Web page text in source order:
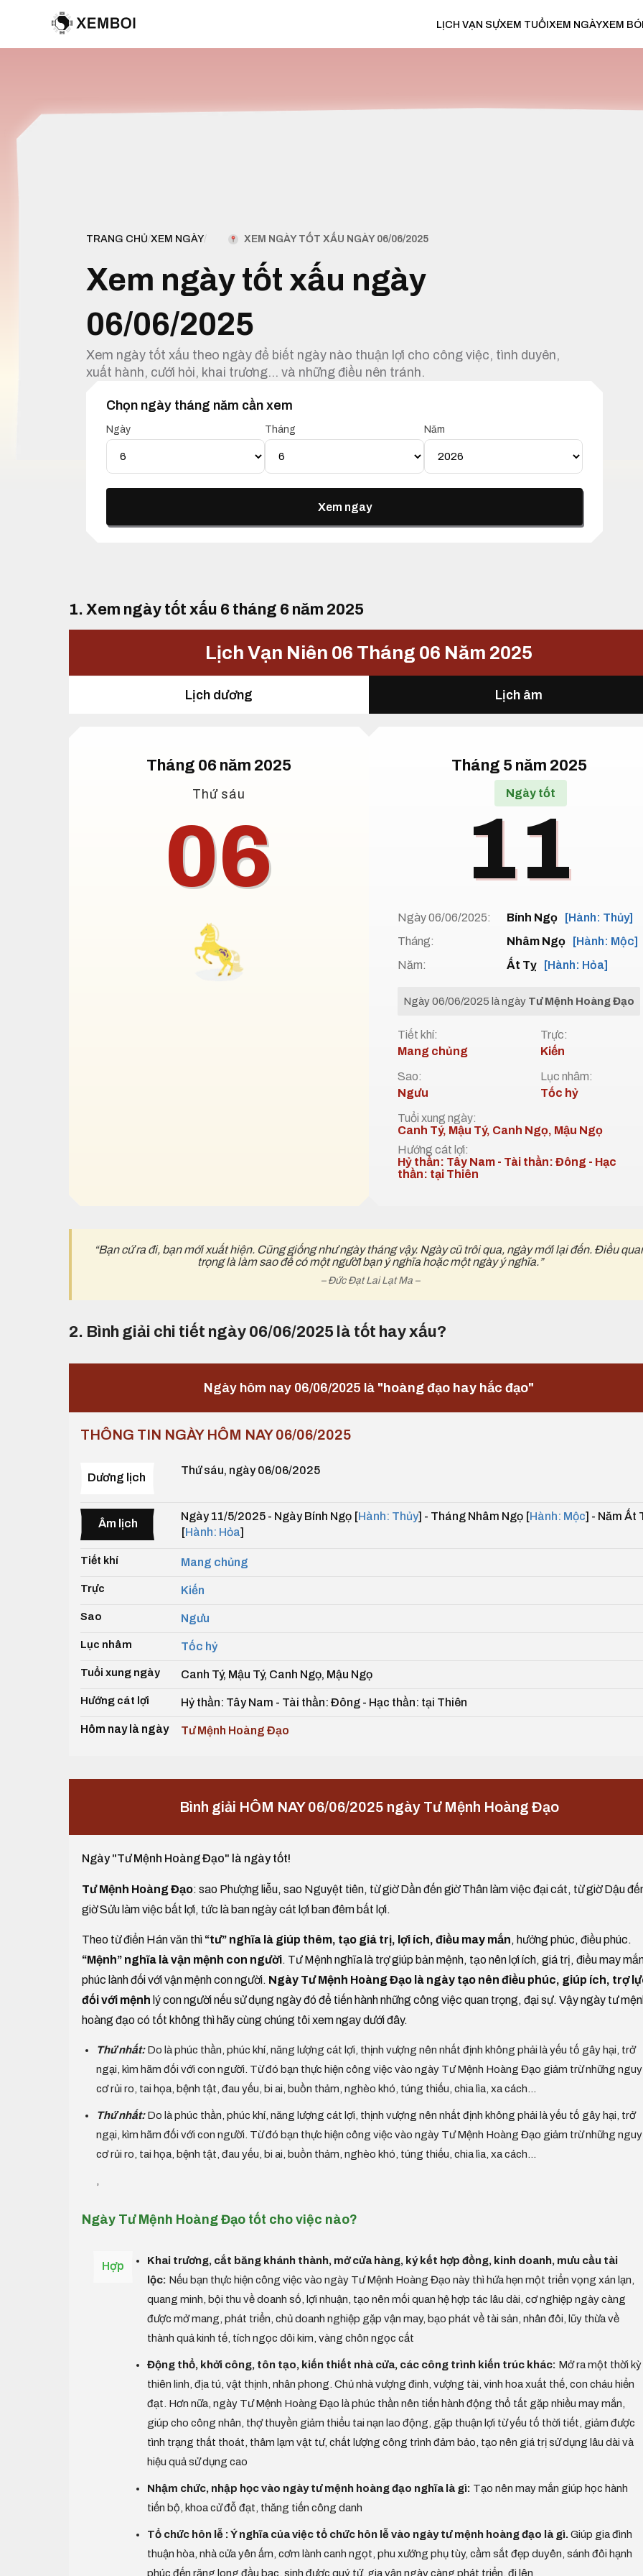
LỊCH VẠN SỰXEM TUỔI XEM NGÀYXEM
TRANG CHỦ/XEM NGÀY/ XEM NGÀY TỐT XẤU NGÀY 06/06/2025
Xem ngày tốt xấu ngày
06/06/2025
Xem ngày tốt xấu theo ngày để biết ngày nào thuận lợi cho công việc, tình duyên,
xuất hành, cưới hỏi, khai trương… và những điều nên tránh.
Chọn ngày tháng năm cần xem
Ngày Tháng Năm
Xem ngay
1. Xem ngày tốt xấu 6 tháng 6 năm 2025
Lịch Vạn Niên 06 Tháng 06 Năm 2025
Lịch dương Lịch âm
Tháng 06 năm 2025
Thứ sáu
06
Tháng 5 năm 2025
Ngày tốt
11
Ngày 06/06/2025: Bính Ngọ
[Hành: Thủy]
Tháng:
Nhâm Ngọ
[Hành: Mộc]
Năm:
Ất Tỵ [Hành: Hỏa]
Ngày 06/06/2025 là ngày Tư Mệnh Hoàng Đạo
Tiết khí:
Mang chủng
Trực:
Kiến
Sao:
Ngưu
Lục nhâm:
Tốc hỷ
Tuổi xung ngày:
Canh Tý, Mậu Tý, Canh Ngọ, Mậu Ngọ
Hướng cát lợi:
Hỷ thần: Tây Nam - Tài thần: Đông - Hạc
thần: tại Thiên
“Bạn cứ ra đi, bạn mới xuất hiện. Cũng giống như ngày tháng vậy. Ngày cũ trôi qua, ngày mới lại đến. Điều
trọng là làm sao để có một ngườI bạn ý nghĩa hoặc một ngày ý nghĩa.”
– Đức Đạt Lai Lạt Ma –
2. Bình giải chi tiết ngày 06/06/2025 là tốt hay xấu?
Ngày hôm nay 06/06/2025 là "hoàng đạo hay hắc đạo"
THÔNG TIN NGÀY HÔM NAY 06/06/2025
Dương lịch
Thứ sáu, ngày 06/06/2025
Âm lịch
Ngày 11/5/2025 - Ngày Bính Ngọ [Hành: Thủy] - Tháng Nhâm Ngọ [Hành: Mộc] - Năm Ất
[Hành: Hỏa]
Tiết khí Mang chủng
Trực Kiến
Sao Ngưu
Lục nhâm Tốc hỷ
Tuổi xung ngày Canh Tý, Mậu Tý, Canh Ngọ, Mậu Ngọ
Hướng cát lợi Hỷ thần: Tây Nam - Tài thần: Đông - Hạc thần: tại Thiên
Hôm nay là ngày Tư Mệnh Hoàng Đạo
Bình giải HÔM NAY 06/06/2025 ngày Tư Mệnh Hoàng Đạo
Ngày "Tư Mệnh Hoàng Đạo" là ngày tốt!
Tư Mệnh Hoàng Đạo: sao Phượng liễu, sao Nguyệt tiên, từ giờ Dần đến giờ Thân làm việc đại cát, từ giờ Dậu
giờ Sửu làm việc bất lợi, tức là ban ngày cát lợi ban đêm bất lợi.
Theo từ điển Hán văn thì “tư” nghĩa là giúp thêm, tạo giá trị, lợi ích, điều may mắn, hưởng phúc, điều phúc.
“Mệnh” nghĩa là vận mệnh con người. Tư Mệnh nghĩa là trợ giúp bản mệnh, tạo nên lợi ích, giá trị, điều may
phúc lành đối với vận mệnh con người. Ngày Tư Mệnh Hoàng Đạo là ngày tạo nên điều phúc, giúp ích, trợ
đối với mệnh lý con người nếu sử dụng ngày đó để tiến hành những công việc quan trọng, đại sự. Vậy ngày tư
hoàng đạo có tốt không thì hãy cùng chúng tôi xem ngay dưới đây.
Thứ nhất:Do là phúc thần, phúc khí, năng lượng cát lợi, thịnh vượng nên nhất định không phải là yếu tố gây hại, trở
ngại, kìm hãm đối với con người. Từ đó bạn thực hiện công việc vào ngày Tư Mệnh Hoàng Đạo giảm trừ những nguy
cơ rủi ro, tai họa, bệnh tật, đau yếu, bi ai, buồn thảm, nghèo khó, túng thiếu, chia lìa, xa cách...
Thứ nhất:Do là phúc thần, phúc khí, năng lượng cát lợi, thịnh vượng nên nhất định không phải là yếu tố gây hại, trở
ngại, kìm hãm đối với con người. Từ đó bạn thực hiện công việc vào ngày Tư Mệnh Hoàng Đạo giảm trừ những nguy
cơ rủi ro, tai họa, bệnh tật, đau yếu, bi ai, buồn thảm, nghèo khó, túng thiếu, chia lìa, xa cách...
Ngày Tư Mệnh Hoàng Đạo tốt cho việc nào?
Hợp
Khai trương, cắt băng khánh thành, mở cửa hàng, ký kết hợp đồng, kinh doanh, mưu cầu tài
lộc: Nếu bạn thực hiện công việc vào ngày Tư Mệnh Hoàng Đạo này thì hứa hẹn một triển vọng xán lạn,
quang minh, bội thu về doanh số, lợi nhuận, tạo nên mối quan hệ hợp tác lâu dài, cơ nghiệp ngày càng
được mở mang, phát triển, chủ doanh nghiệp gặp vận may, bạo phát về tài sản, nhân đôi, lũy thừa về
thành quả kinh tế, tích ngọc dôi kim, vàng chôn ngọc cất
Động thổ, khởi công, tôn tạo, kiến thiết nhà cửa, các công trình kiến trúc khác: Mở ra một thời kỳ
thiên linh, địa tú, vật thịnh, nhân phong. Chủ nhà vượng đinh, vượng tài, vinh hoa xuất thế, con cháu hiển
đạt. Hơn nữa, ngày Tư Mệnh Hoàng Đạo là phúc thần nên tiến hành động thổ tất gặp nhiều may mắn,
giúp cho công nhân, thợ thuyền giảm thiểu tai nạn lao động, gặp thuận lợi từ yếu tố thời tiết, giảm được
tình trạng thất thoát, thâm lạm vật tư, chất lượng công trình đảm bảo, tạo nên giá trị sử dụng lâu dài và
hiệu quả sử dụng cao
Nhậm chức, nhập học vào ngày tư mệnh hoàng đạo nghĩa là gì: Tạo nên may mắn giúp học hành
tiến bộ, khoa cử đỗ đạt, thăng tiến công danh
Tổ chức hôn lễ : Ý nghĩa của việc tổ chức hôn lễ vào ngày tư mệnh hoàng đạo là gì. Giúp gia đình
thuận hòa, nhà cửa yên ấm, cơm lành canh ngọt, phu xướng phụ tùy, cầm sắt đẹp duyên, sánh đôi hạnh
phúc đến răng long đầu bạc, sinh được quý tử, gia vận ngày càng phát triển, đi lên